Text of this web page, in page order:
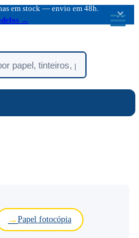
em stock — envio em 48h.
→
×
Papel fotocópia